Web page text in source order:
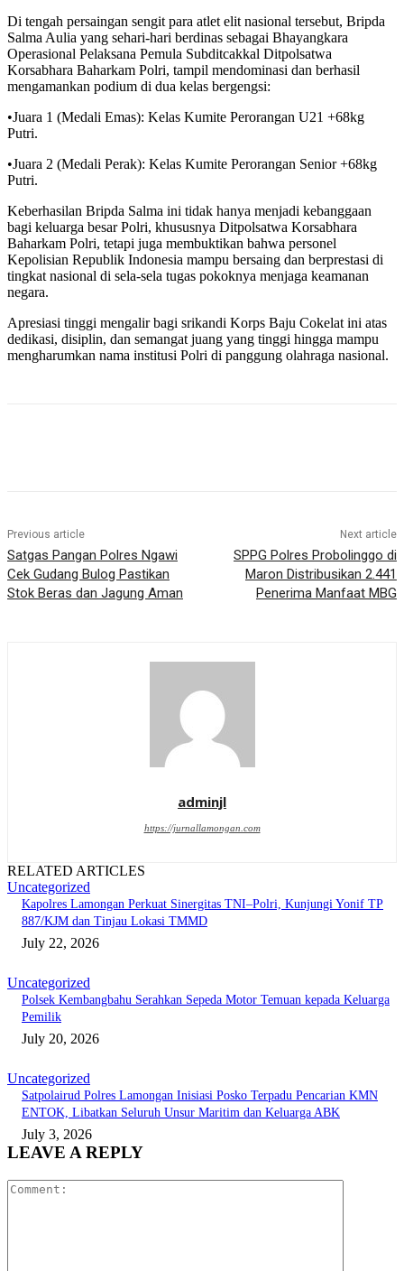
Di tengah persaingan sengit para atlet elit nasional tersebut, Bripda
Salma Aulia yang sehari-hari berdinas sebagai Bhayangkara
Operasional Pelaksana Pemula Subditcakkal Ditpolsatwa
Korsabhara Baharkam Polri, tampil mendominasi dan berhasil
mengamankan podium di dua kelas bergengsi:
•Juara 1 (Medali Emas): Kelas Kumite Perorangan U21 +68kg
Putri.
•Juara 2 (Medali Perak): Kelas Kumite Perorangan Senior +68kg
Putri.
Keberhasilan Bripda Salma ini tidak hanya menjadi kebanggaan
bagi keluarga besar Polri, khususnya Ditpolsatwa Korsabhara
Baharkam Polri, tetapi juga membuktikan bahwa personel
Kepolisian Republik Indonesia mampu bersaing dan berprestasi di
tingkat nasional di sela-sela tugas pokoknya menjaga keamanan
negara.
Apresiasi tinggi mengalir bagi srikandi Korps Baju Cokelat ini atas
dedikasi, disiplin, dan semangat juang yang tinggi hingga mampu
mengharumkan nama institusi Polri di panggung olahraga nasional.
Previous article
Satgas Pangan Polres Ngawi
Cek Gudang Bulog Pastikan
Stok Beras dan Jagung Aman
Next article
SPPG Polres Probolinggo di
Maron Distribusikan 2.441
Penerima Manfaat MBG
adminjl
https://jurnallamongan.com
RELATED ARTICLES
Uncategorized
Kapolres Lamongan Perkuat Sinergitas TNI–Polri, Kunjungi Yonif TP
887/KJM dan Tinjau Lokasi TMMD
July 22, 2026
Uncategorized
Polsek Kembangbahu Serahkan Sepeda Motor Temuan kepada Keluarga
Pemilik
July 20, 2026
Uncategorized
Satpolairud Polres Lamongan Inisiasi Posko Terpadu Pencarian KMN
ENTOK, Libatkan Seluruh Unsur Maritim dan Keluarga ABK
July 3, 2026
LEAVE A REPLY